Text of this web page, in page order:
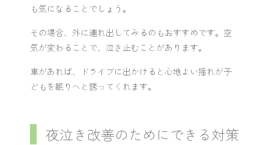
も気になることでしょう。
その場合、外に連れ出してみるのもおすすめです。空
気が変わることで、泣き止むことがあります。
車があれば、ドライブに出かけると心地よい揺れが子
どもを眠りへと誘ってくれます。
夜泣き改善のためにできる対策